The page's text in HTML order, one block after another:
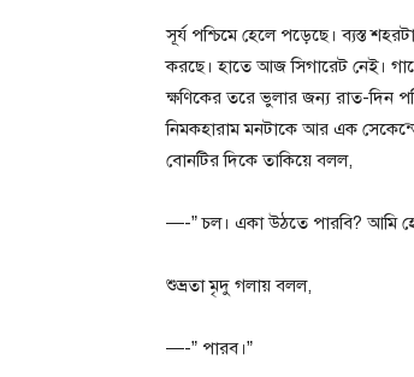
সূর্য পশ্চিমে হেলে পড়েছে। ব্যস্ত
করছে। হাতে আজ সিগারেট নেই।
ক্ষণিকের তরে ভুলার জন্য রাত-দিন
নিমকহারাম মনটাকে আর এক
বোনটির দিকে তাকিয়ে বলল,
—-” চল। একা উঠতে পারবি? আমি
শুভ্রতা মৃদু গলায় বলল,
—-” পারব।”